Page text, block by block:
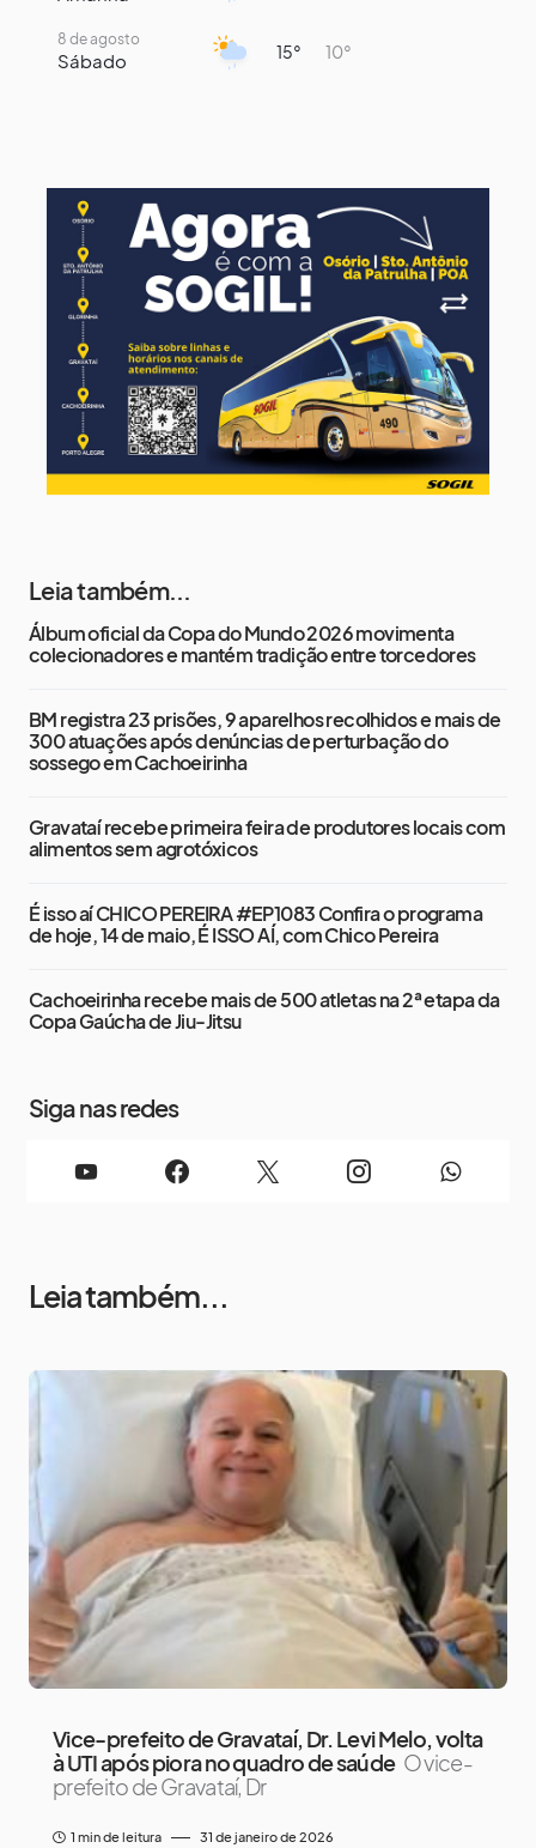
8 de agosto
Sábado 15° 10°
Segunda-Feira 14° 7°
11 de agosto
Terça-Feira 17° 8°
12 de agosto
Quarta-Feira 13° 12°
Leia também...
Álbum oficial da Copa do Mundo 2026 movimenta
colecionadores e mantém tradição entre torcedores
BM registra 23 prisões, 9 aparelhos recolhidos e mais de
300 atuações após denúncias de perturbação do
sossego em Cachoeirinha
Gravataí recebe primeira feira de produtores locais com
alimentos sem agrotóxicos
É isso aí CHICO PEREIRA #EP1083 Confira o programa
de hoje, 14 de maio, É ISSO AÍ, com Chico Pereira
Cachoeirinha recebe mais de 500 atletas na 2ª etapa da
Copa Gaúcha de Jiu-Jitsu
Siga nas redes
Leia também...
Vice-prefeito de Gravataí, Dr. Levi Melo, volta
à UTI após piora no quadro de saúde O vice-
prefeito de Gravataí, Dr
1 min de leitura 31 de janeiro de 2026